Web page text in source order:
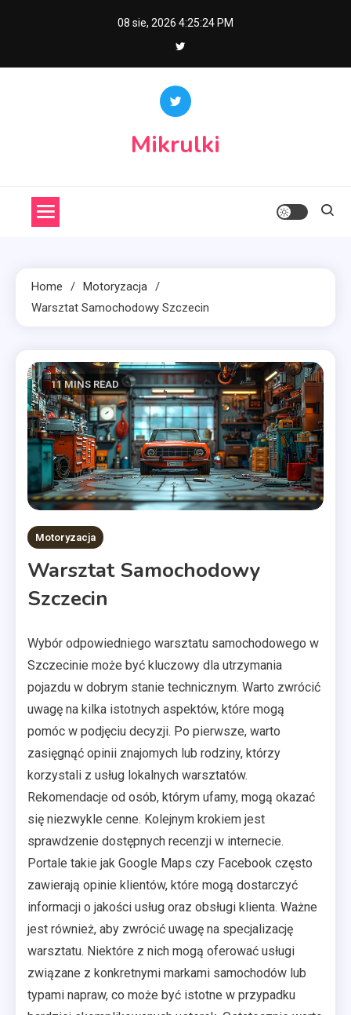
08 sie, 2026 4:25:25 PM
Mikrulki
Home
Motoryzacja
Warsztat Samochodowy Szczecin
11 MINS READ
Motoryzacja
Warsztat Samochodowy
Szczecin
Wybór odpowiedniego warsztatu samochodowego w
Szczecinie może być kluczowy dla utrzymania
pojazdu w dobrym stanie technicznym. Warto zwrócić
uwagę na kilka istotnych aspektów, które mogą
pomóc w podjęciu decyzji. Po pierwsze, warto
zasięgnąć opinii znajomych lub rodziny, którzy
korzystali z usług lokalnych warsztatów.
Rekomendacje od osób, którym ufamy, mogą okazać
się niezwykle cenne. Kolejnym krokiem jest
sprawdzenie dostępnych recenzji w internecie.
Portale takie jak Google Maps czy Facebook często
zawierają opinie klientów, które mogą dostarczyć
informacji o jakości usług oraz obsługi klienta. Ważne
jest również, aby zwrócić uwagę na specjalizację
warsztatu. Niektóre z nich mogą oferować usługi
związane z konkretnymi markami samochodów lub
typami napraw, co może być istotne w przypadku